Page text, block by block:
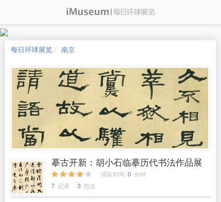
每日环球展览 南京
摹古开新：胡小石临摹历代书法作品展
排队时间 0 分钟
7 记录 3 想去